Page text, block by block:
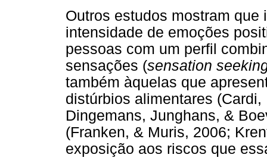
Outros estudos mostram
intensidade de emoções
pessoas com um perfil
sensações (sensation
também àquelas que
distúrbios alimentares
Dingemans, Junghans, &
(Franken, & Muris, 2006;
exposição aos riscos que